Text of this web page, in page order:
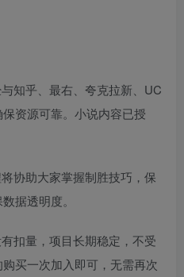
知乎、最右、夸克拉新、UC
资源可靠。小说内容已授
协助大家掌握制胜技巧，保
据透明度。
扣量，项目长期稳定，不受
买一次加入即可，无需再次